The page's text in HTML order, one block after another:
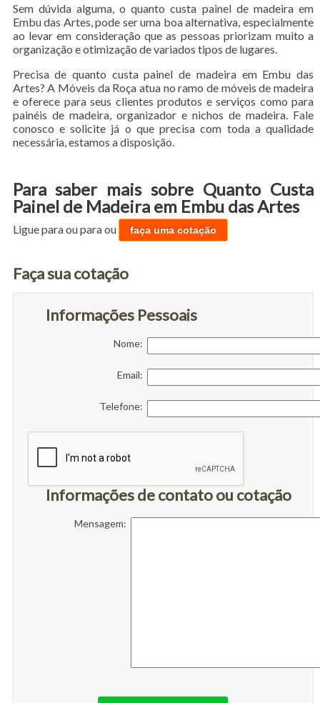
Sem dúvida alguma, o quanto custa painel de madeira em
Embu das Artes, pode ser uma boa alternativa, especialmente
ao levar em consideração que as pessoas priorizam muito a
organização e otimização de variados tipos de lugares.
Precisa de quanto custa painel de madeira em Embu das
Artes? A Móveis da Roça atua no ramo de móveis de madeira
e oferece para seus clientes produtos e serviços como para
painéis de madeira, organizador e nichos de madeira. Fale
conosco e solicite já o que precisa com toda a qualidade
necessária, estamos a disposição.
Para saber mais sobre Quanto Custa
Painel de Madeira em Embu das Artes
Ligue paraou paraou faça uma cotação
Faça sua cotação
Informações Pessoais
Nome:
Email:
Telefone:
Informações de contato ou cotação
Mensagem: